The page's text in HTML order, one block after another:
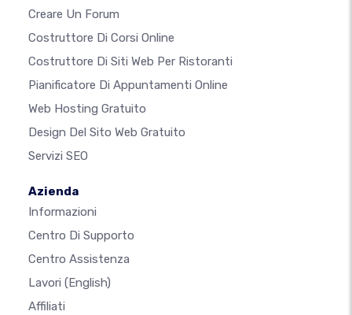
Creare Un Forum
Costruttore Di Corsi Online
Costruttore Di Siti Web Per Ristoranti
Pianificatore Di Appuntamenti Online
Web Hosting Gratuito
Design Del Sito Web Gratuito
Servizi SEO
Azienda
Informazioni
Centro Di Supporto
Centro Assistenza
Lavori (English)
Affiliati